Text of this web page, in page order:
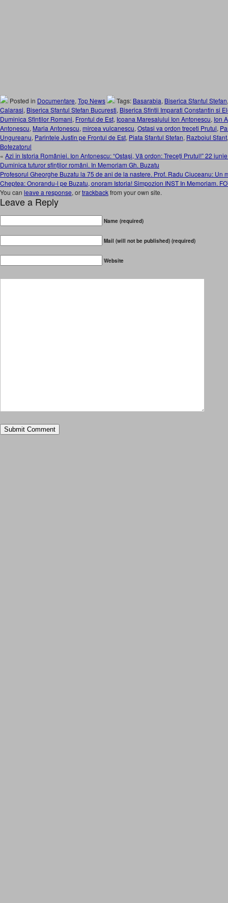
Posted in Documentare, Top News Tags: Basarabia, Biserica Sfantul Stefan
Calarasi, Biserica Sfantul Stefan Bucuresti, Biserica Sfintii Imparati Constantin si
Duminica Sfintilor Romani, Frontul de Est, Icoana Maresalului Ion Antonescu, Ion
Antonescu, Maria Antonescu, mircea vulcanescu, Ostasi va ordon treceti Prutul,
Ungureanu, Parintele Justin pe Frontul de Est, Piata Sfantul Stefan, Razboiul Sfant
Botezatorul
« Azi în Istoria României. Ion Antonescu: “Ostaşi, Vă ordon: Treceţi Prutul!” 22
Duminica tuturor sfinţilor români. In Memoriam Gh. Buzatu
Profesorul Gheorghe Buzatu la 75 de ani de la nastere. Prof. Radu Ciuceanu: Un
Cheptea: Onorandu-l pe Buzatu, onoram Istoria! Simpozion INST In Memoriam.
You can leave a response, ortrackbackfrom your own site.
Leave a Reply
Name (required)
Mail (will not be published) (required)
Website